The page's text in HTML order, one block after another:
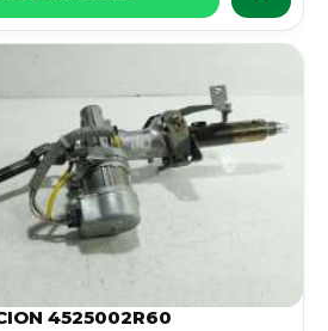
4525002R60